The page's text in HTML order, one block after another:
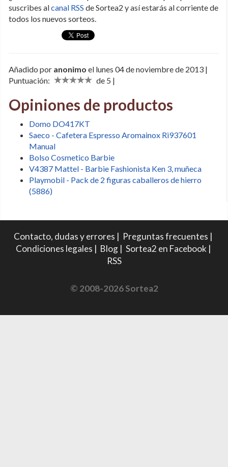
suscribes alcanal RSS de Sortea2 y así estarás al corriente de
todos los nuevos sorteos.
Añadido por anonimo el lunes 04 de noviembre de 2013 |
Puntuación:
de 5 |
Opiniones de productos
Domo DO417KT
Saeco - Cafetera Espresso Aromainox Ri937601
Manual
Bolso Cosmetico Barbie
V4387 Mattel - Barbie Fashionista Ken 3, muñeca
Playmobil - Pack de 2 figuras caballeros de hierro
(5886)
Contacto, dudas y errores | Preguntas frecuentes |
Condiciones legales | Blog| Sortea2 en Facebook |
RSS
© 2008-2026 Sortea2